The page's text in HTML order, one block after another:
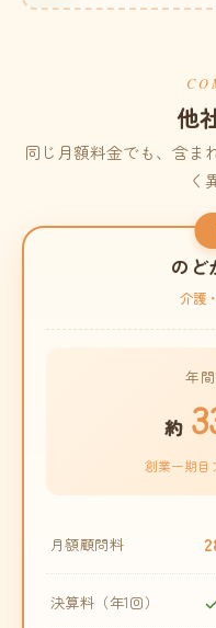
他
同じ月額料金でも、含ま
く
のど
介護
年
約
創業一期目
月額顧問料
決算料（年1回）